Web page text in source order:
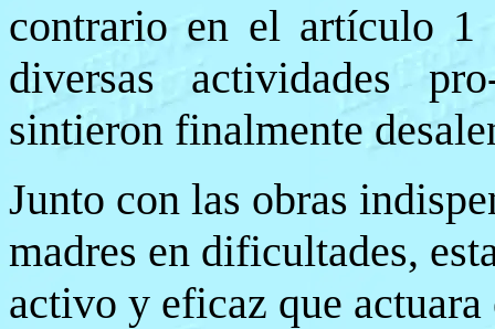
contrario en el artículo
diversas actividades
sintieron finalmente
Junto con las obras
madres en dificultades,
activo y eficaz que